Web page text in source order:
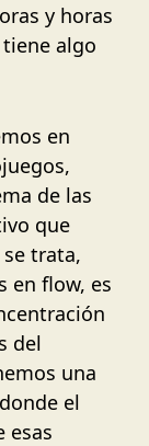
y horas
algo
en
de las
que
trata,
en flow, es
del
una
el
esas